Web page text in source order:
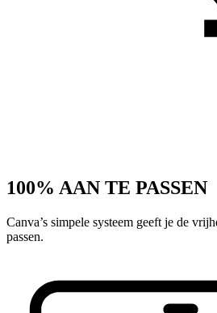
100% AAN TE PASSEN
Canva’s simpele systeem geeft je de
passen.